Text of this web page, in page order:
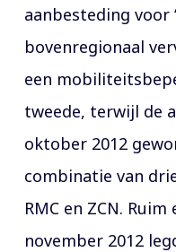
aanbesteding voor
bovenregionaal
een
tweede, terwijl de
oktober 2012
combinatie van
RMC en ZCN.
november 2012